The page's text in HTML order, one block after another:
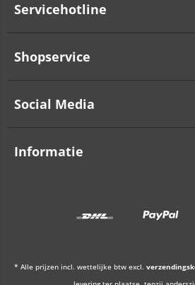
Servicehotline
Shopservice
Social Media
Informatie
* Alle prijzen incl. wettelijke btw excl.